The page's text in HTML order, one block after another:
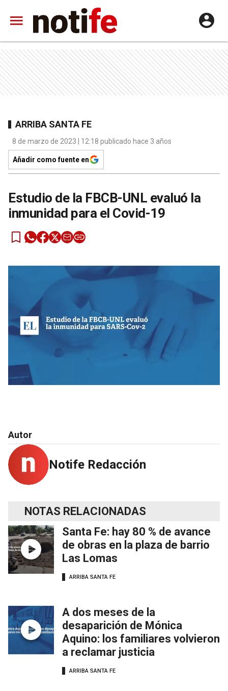
ARRIBA SANTA FE
8 de marzo de 2023 | 12:18 publicado hace 3 años
Añadir como fuente en
Estudio de la FBCB-UNL evaluó la
inmunidad para el Covid-19
Autor
Notife Redacción
NOTAS RELACIONADAS
Santa Fe: hay 80 % de avance
de obras en la plaza de barrio
Las Lomas
ARRIBA SANTA FE
A dos meses de la
desaparición de Mónica
Aquino: los familiares volvieron
a reclamar justicia
ARRIBA SANTA FE